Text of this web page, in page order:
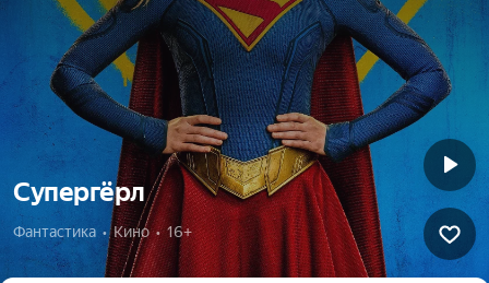
Супергёрл
Фантастика  •  Кино  •  16+